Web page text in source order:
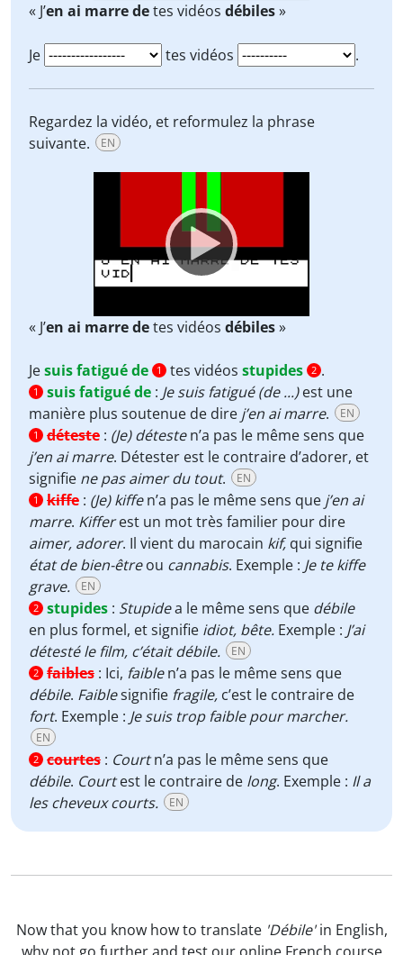
« J’en ai marre detes vidéos débiles»
Je tes vidéos .
Regardez la vidéo, et reformulez la phrase
suivante.
EN
« J’en ai marre detes vidéos débiles»
Jesuis fatigué de 1 tes vidéos stupides 2 .
1 suis fatigué de : Je suis fatigué (de ...)est une
manière plus soutenue de dire j’en ai marre. EN
1 déteste : (Je) détesten’a pas le même sens que
j’en ai marre. Détester est le contraire d’adorer, et
signifie ne pas aimer du tout. EN
1 kiffe : (Je) kiffen’a pas le même sens que j’en ai
marre. Kifferest un mot très familier pour dire
aimer, adorer. Il vient du marocain kif, qui signifie
état de bien-êtreou cannabis. Exemple : Je te kiffe
grave.
EN
2 stupides : Stupidea le même sens que débile
en plus formel, et signifie idiot, bête. Exemple : J’ai
détesté le film, c’était débile.
EN
2 faibles : Ici, faiblen’a pas le même sens que
débile. Faiblesignifie fragile, c’est le contraire de
fort. Exemple : Je suis trop faible pour marcher.
EN
2 courtes : Courtn’a pas le même sens que
débile. Courtest le contraire de long. Exemple : Il a
les cheveux courts.
EN
Now that you know how to translate 'Débile'in English,